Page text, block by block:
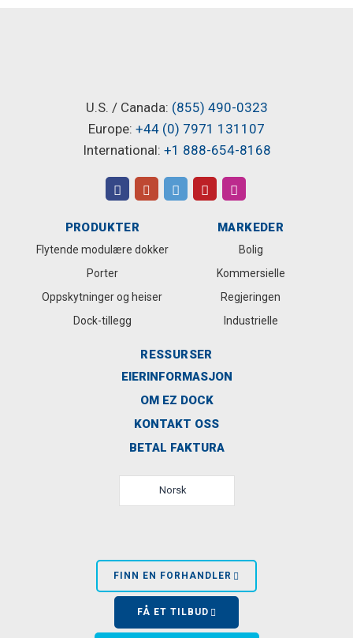
U.S. / Canada: (855) 490-0323
Europe: +44 (0) 7971 131107
International: +1 888-654-8168
PRODUKTER
Flytende modulære dokker
Porter
Oppskytninger og heiser
Dock-tillegg
MARKEDER
Bolig
Kommersielle
Regjeringen
Industrielle
RESSURSER
EIERINFORMASJON
OM EZ DOCK
KONTAKT OSS
BETAL FAKTURA
Norsk
FINN EN FORHANDLER
FÅ ET TILBUD